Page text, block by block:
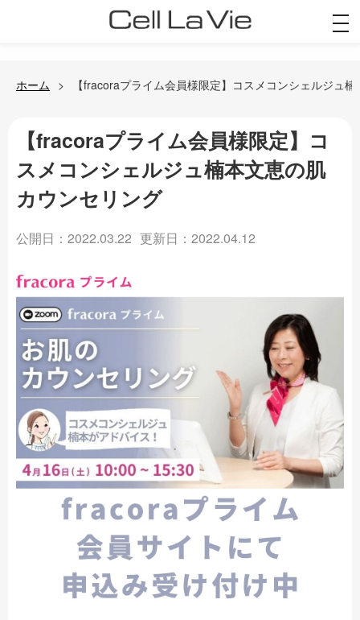
ホーム 【fracoraプライム会員様限定】コスメコンシェルジュ
【fracoraプライム会員様限定】コ
スメコンシェルジュ楠本文恵の肌
カウンセリング
公開日：2022.03.22 更新日：2022.04.12